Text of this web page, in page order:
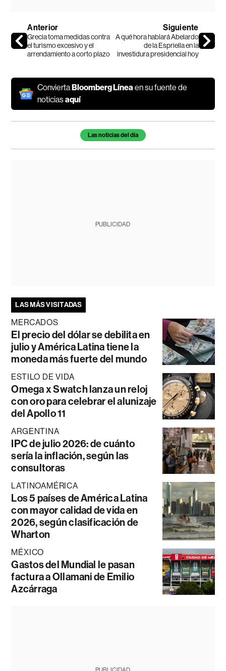
Anterior
Grecia toma medidas contra
el turismo excesivo y el
arrendamiento a corto plazo
Siguiente
A qué hora hablará Abelardo
de la Espriella en la
investidura presidencial hoy
ConviertaBloomberg Líneaen su fuente de
noticiasaquí
Temas de este artículoLas noticias del día
PUBLICIDAD
LAS MÁS VISITADAS
MERCADOS
El precio del dólar se debilita en
julio y América Latina tiene la
moneda más fuerte del mundo
ESTILO DE VIDA
Omega x Swatch lanza un reloj
con oro para celebrar el alunizaje
del Apollo 11
ARGENTINA
IPC de julio 2026: de cuánto
sería la inflación, según las
consultoras
LATINOAMÉRICA
Los 5 países de América Latina
con mayor calidad de vida en
2026, según clasificación de
Wharton
MÉXICO
Gastos del Mundial le pasan
factura a Ollamani de Emilio
Azcárraga